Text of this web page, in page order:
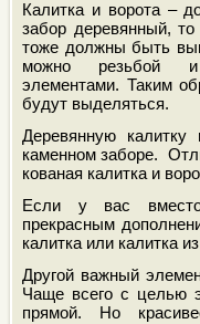
Калитка и ворота –
забор деревянный, то
тоже должны быть
можно резьбой и
элементами. Таким
будут выделяться.
Деревянную
каменном заборе.
кованая калитка и
Если у вас
прекрасным
калитка или калитка
Другой важный
Чаще всего с целью
прямой. Но